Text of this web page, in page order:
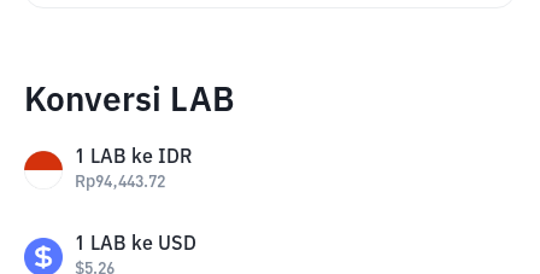
Konversi LAB
1 LAB ke IDR
Rp94,443.72
1 LAB ke USD
$5.26